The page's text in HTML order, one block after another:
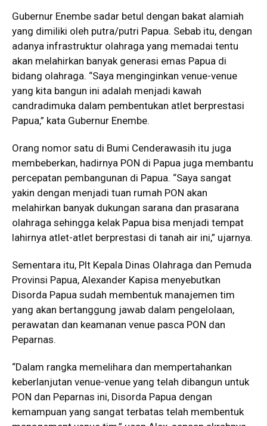
Gubernur Enembe sadar betul dengan bakat alamiah
yang dimiliki oleh putra/putri Papua. Sebab itu, dengan
adanya infrastruktur olahraga yang memadai tentu
akan melahirkan banyak generasi emas Papua di
bidang olahraga. “Saya menginginkan venue-venue
yang kita bangun ini adalah menjadi kawah
candradimuka dalam pembentukan atlet berprestasi
Papua,” kata Gubernur Enembe.
Orang nomor satu di Bumi Cenderawasih itu juga
membeberkan, hadirnya PON di Papua juga membantu
percepatan pembangunan di Papua. “Saya sangat
yakin dengan menjadi tuan rumah PON akan
melahirkan banyak dukungan sarana dan prasarana
olahraga sehingga kelak Papua bisa menjadi tempat
lahirnya atlet-atlet berprestasi di tanah air ini,” ujarnya.
Sementara itu, Plt Kepala Dinas Olahraga dan Pemuda
Provinsi Papua, Alexander Kapisa menyebutkan
Disorda Papua sudah membentuk manajemen tim
yang akan bertanggung jawab dalam pengelolaan,
perawatan dan keamanan venue pasca PON dan
Peparnas.
“Dalam rangka memelihara dan mempertahankan
keberlanjutan venue-venue yang telah dibangun untuk
PON dan Peparnas ini, Disorda Papua dengan
kemampuan yang sangat terbatas telah membentuk